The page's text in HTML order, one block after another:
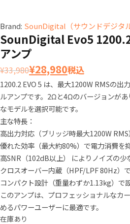
Brand: SounDigital（サウンドデジタル
SounDigital Evo5
アンプ
¥33,980
元
の
価
格
は
¥33,980
で
し
た。
¥28,980
現
在
の
価
格
は
¥28,980
で
す。
税込
1200.2 EVO 5 は、最大1200W RMSの出
ルアンプです。2Ωと4Ωのバージョンが
なモデルを選択可能です。
主な特長：
高出力対応（ブリッジ時最大1200W RMS）
優れた効率（最大約80%）で電力消費を
高SNR（102dB以上） によりノイズの少
クロスオーバー内蔵（HPF/LPF 80Hz）
コンパクト設計（重量わずか1.13kg）で
このアンプは、プロフェッショナルなカ
めるパワーユーザーに最適です。
在庫あり